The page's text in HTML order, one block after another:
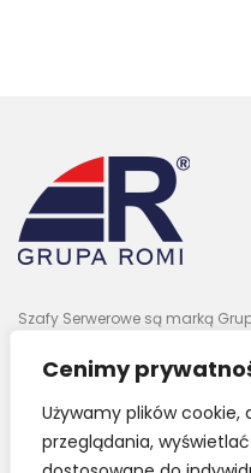
Cenimy
Używamy plików cookie,
przeglądania,
Szafy Serwerowe są marką
Szafy Serwerowe